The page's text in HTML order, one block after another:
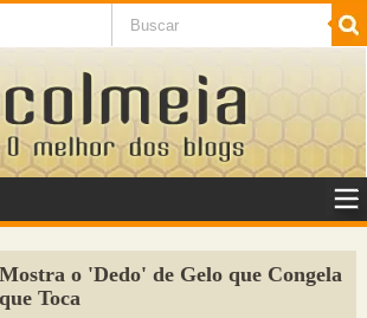
NotÃ­cias SaÃºde
o 'Dedo' de Gelo que Congela
Toca